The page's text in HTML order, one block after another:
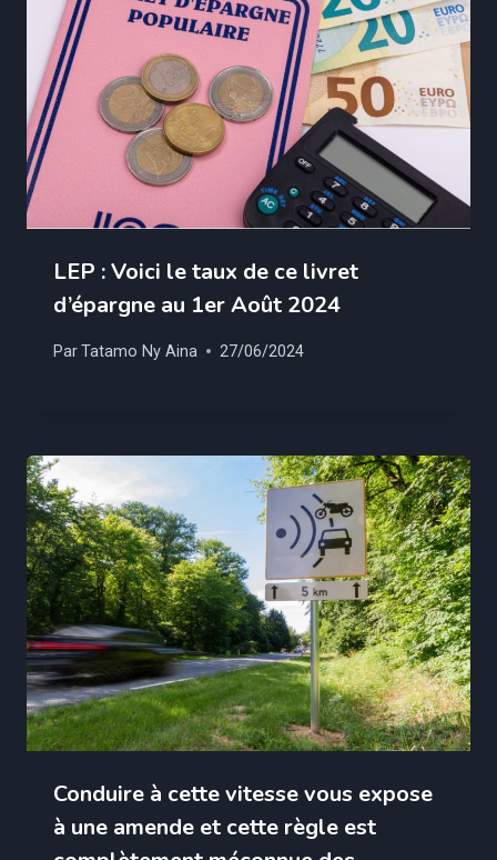
LEP : Voici le taux de ce livret
d’épargne au 1er Août 2024
ParTatamo Ny Aina 27/06/2024
Conduire à cette vitesse vous expose
à une amende et cette règle est